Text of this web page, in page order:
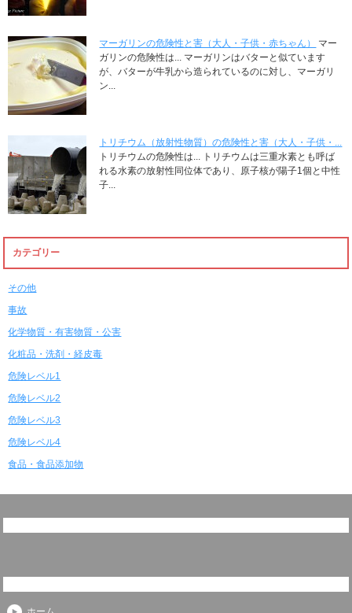
マーガリンの危険性と害（大人・子供・赤ちゃん）
マー
ガリンの危険性は... マーガリンはバターと似ています
が、バターが牛乳から造られているのに対し、マーガリ
ン...
トリチウム（放射性物質）の危険性と害（大人・子供・...
トリチウムの危険性は... トリチウムは三重水素とも呼ば
れる水素の放射性同位体であり、原子核が陽子1個と中性
子...
カテゴリー
その他
事故
化学物質・有害物質・公害
化粧品・洗剤・経皮毒
危険レベル1
危険レベル2
危険レベル3
危険レベル4
食品・食品添加物